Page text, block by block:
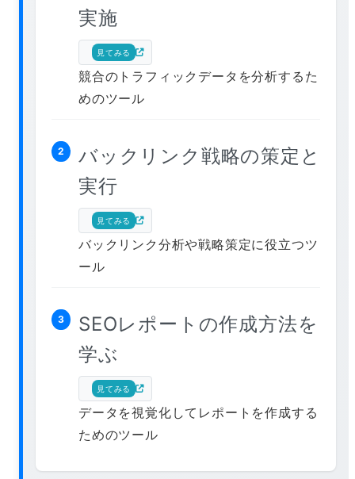
実施
見てみる
競合のトラフィックデータを分析するた
めのツール
2
バックリンク戦略の策定と
実行
見てみる
バックリンク分析や戦略策定に役立つツ
ール
3
SEOレポートの作成方法を
学ぶ
見てみる
データを視覚化してレポートを作成する
ためのツール